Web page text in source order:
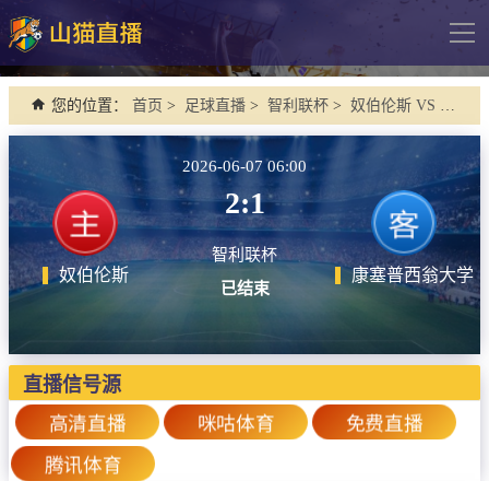
导
网站首页
德甲
法甲
西甲
欧冠杯
中超
篮球直播
您的位置： 首页 > 足球直播 > 智利联杯 > 奴伯伦斯 VS 康塞普西翁大学
奴伯伦斯
2026-06-07 06:00
2:1
智利联杯
已结束
康塞普西翁大学
直播信号源
高清直播 咪咕体育 免费直播
腾讯体育